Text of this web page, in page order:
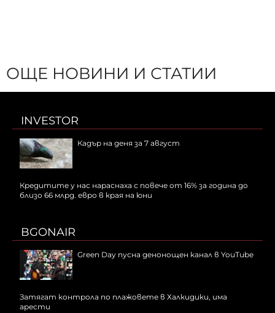
ОЩЕ НОВИНИ И СТАТИИ
INVESTOR
Кадър на деня за 7 август
Кредитите у нас нараснаха с повече от 16% за година до
близо 66 млрд. евро в края на юни
BGONAIR
Green Day пусна денонощен канал в YouTube
Затягат контрола по плажовете в Халкидики, има
арести